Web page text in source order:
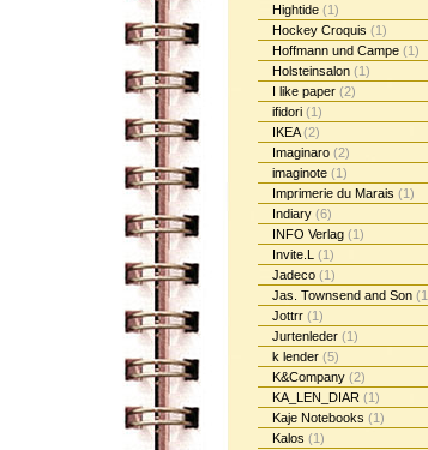
Hightide (1)
Hockey Croquis (1)
Hoffmann und Campe (1)
Holsteinsalon (1)
I like paper (2)
ifidori (1)
IKEA(2)
Imaginaro (2)
imaginote (1)
Imprimerie du Marais (1)
Indiary (6)
INFO Verlag (1)
Invite.L (1)
Jadeco (1)
Jas. Townsend and Son
Jottrr (1)
Jurtenleder (1)
k lender (5)
K&Company (2)
KA_LEN_DIAR (1)
Kaje Notebooks (1)
Kalos (1)